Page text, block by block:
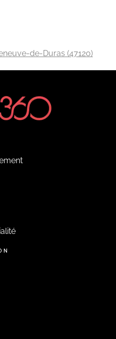
de-Duras (47120)